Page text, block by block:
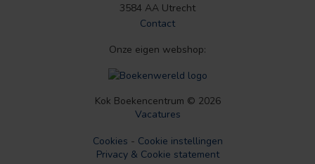
3584 AA Utrecht
Contact
Onze eigen webshop:
Kok Boekencentrum © 2026
Vacatures
Cookies - Cookie instellingen
Privacy & Cookie statement